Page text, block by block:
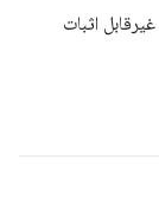
اشیاء این کلاس نشان دهنده نقاط پایانی پروتکل IP غیرقابل اثبات